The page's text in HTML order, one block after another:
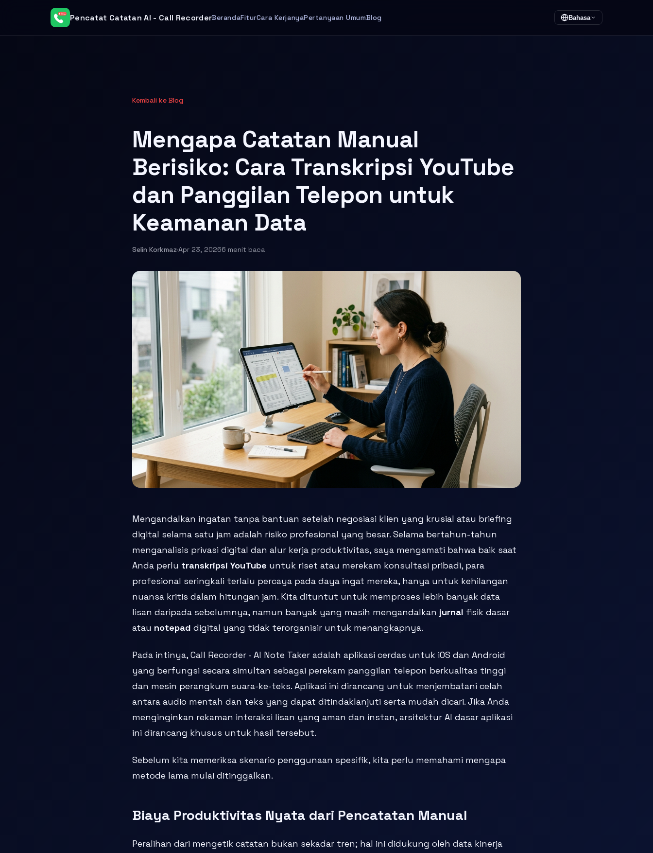
Pencatat Catatan AI - Call RecorderBerandaFiturCara KerjanyaPertanyaan UmumBlog Bahasa
Kembali ke Blog
Mengapa Catatan Manual
Berisiko: Cara Transkripsi YouTube
dan Panggilan Telepon untuk
Keamanan Data
Selin Korkmaz·Apr 23, 20266 menit baca
Mengandalkan ingatan tanpa bantuan setelah negosiasi klien yang krusial atau briefing
digital selama satu jam adalah risiko profesional yang besar. Selama bertahun-tahun
menganalisis privasi digital dan alur kerja produktivitas, saya mengamati bahwa baik saat
Anda perlu transkripsi YouTube untuk riset atau merekam konsultasi pribadi, para
profesional seringkali terlalu percaya pada daya ingat mereka, hanya untuk kehilangan
nuansa kritis dalam hitungan jam. Kita dituntut untuk memproses lebih banyak data
lisan daripada sebelumnya, namun banyak yang masih mengandalkan jurnal fisik dasar
atau notepad digital yang tidak terorganisir untuk menangkapnya.
Pada intinya, Call Recorder - AI Note Taker adalah aplikasi cerdas untuk iOS dan Android
yang berfungsi secara simultan sebagai perekam panggilan telepon berkualitas tinggi
dan mesin perangkum suara-ke-teks. Aplikasi ini dirancang untuk menjembatani celah
antara audio mentah dan teks yang dapat ditindaklanjuti serta mudah dicari. Jika Anda
menginginkan rekaman interaksi lisan yang aman dan instan, arsitektur AI dasar aplikasi
ini dirancang khusus untuk hasil tersebut.
Sebelum kita memeriksa skenario penggunaan spesifik, kita perlu memahami mengapa
metode lama mulai ditinggalkan.
Biaya Produktivitas Nyata dari Pencatatan Manual
Peralihan dari mengetik catatan bukan sekadar tren; hal ini didukung oleh data kinerja